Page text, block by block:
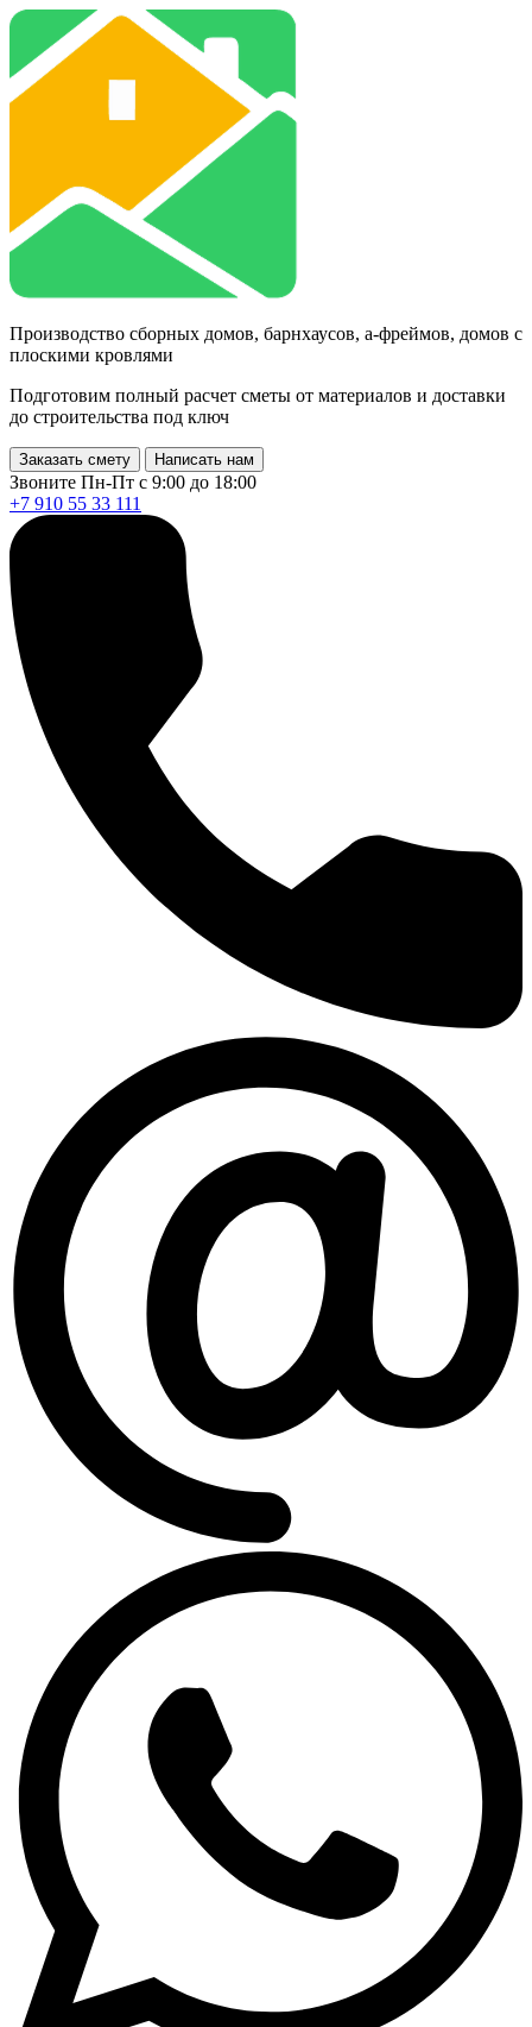
Производство сборных домов, барнхаусов, а-фреймов, домов с
плоскими кровлями
Подготовим полный расчет сметы от материалов и доставки
до строительства под ключ
Заказать смету Написать нам
Звоните Пн-Пт с 9:00 до 18:00
+7 910 55 33 111